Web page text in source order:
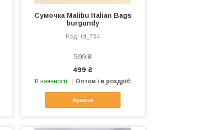
Сумочка Malibu Italian Bags
burgundy
id_734
599 ₴
499 ₴
В наявності Оптом і в роздріб
Купити